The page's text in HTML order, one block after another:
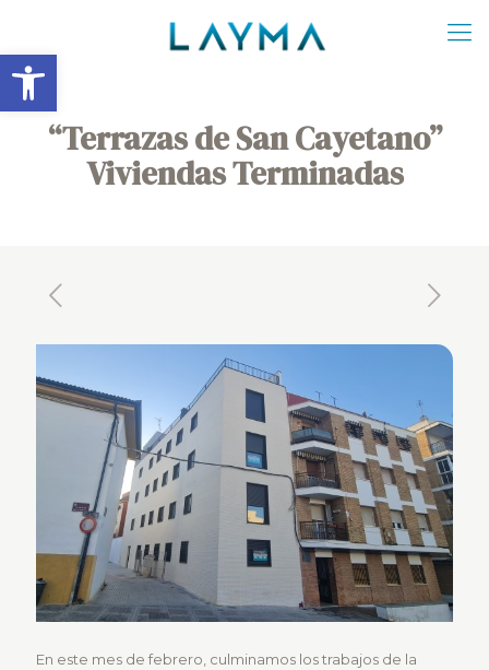
Abrir barra de herramientas
“Terrazas de San Cayetano”
Viviendas Terminadas
En este mes de febrero, culminamos los trabajos de la